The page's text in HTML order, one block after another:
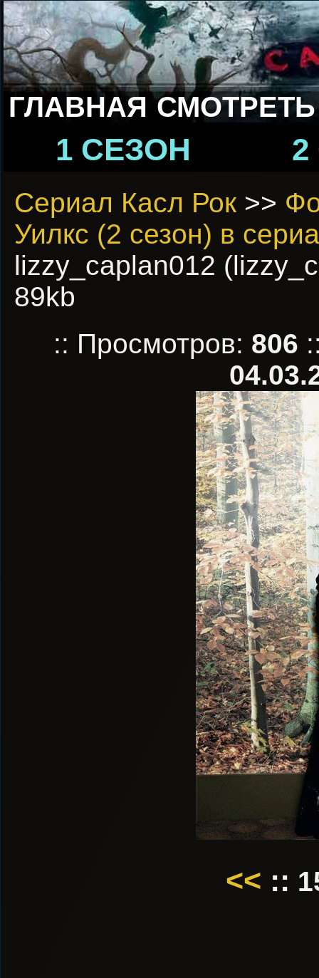
ГЛАВНАЯ
1 СЕЗОН
Сериал Касл Рок >>
Уилкс (2 сезон) в
lizzy_caplan012
89kb
:: Просмотров: 806
<< ::